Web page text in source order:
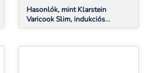
Hasonlók, mint Klarstein
Varicook Slim, indukciós
főzőlap, 3500 W, 240 °C, 2